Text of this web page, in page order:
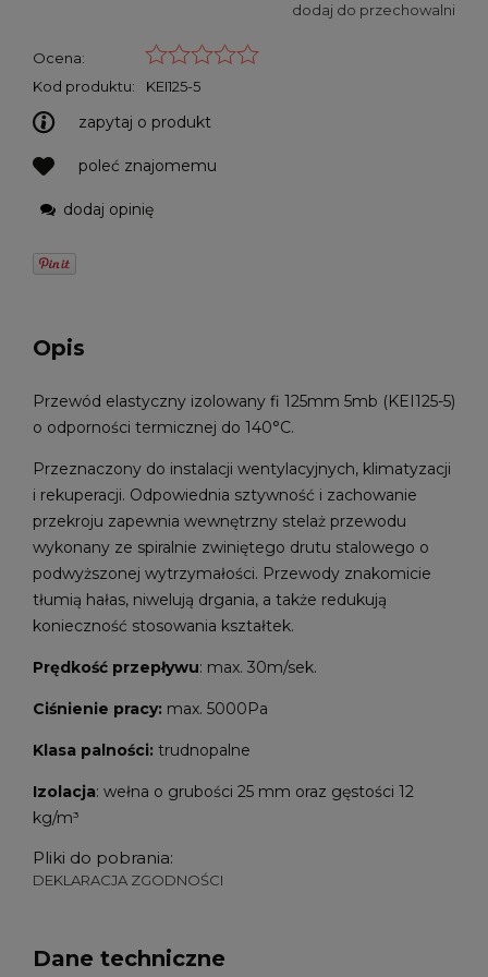
dodaj do przechowalni
Ocena:
Kod produktu:
KEI125-5
zapytaj o produkt
poleć znajomemu
dodaj opinię
Opis
Przewód elastyczny izolowany fi 125mm 5mb (KEI125-5)
o odporności termicznej do 140°C.
Przeznaczony do instalacji wentylacyjnych, klimatyzacji
i rekuperacji. Odpowiednia sztywność i zachowanie
przekroju zapewnia wewnętrzny stelaż przewodu
wykonany ze spiralnie zwiniętego drutu stalowego o
podwyższonej wytrzymałości. Przewody znakomicie
tłumią hałas, niwelują drgania, a także redukują
konieczność stosowania kształtek.
Prędkość przepływu: max. 30m/sek.
Ciśnienie pracy: max. 5000Pa
Klasa palności: trudnopalne
Izolacja: wełna o grubości 25 mm oraz gęstości 12
kg/m³
Pliki do pobrania:
DEKLARACJA ZGODNOŚCI
Dane techniczne